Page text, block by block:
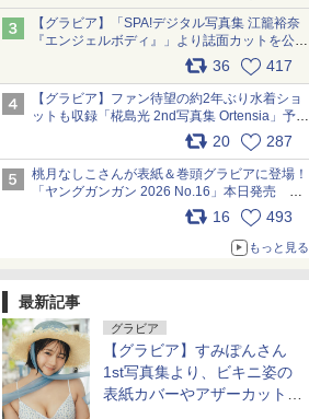
【グラビア】「SPA!デジタル写真集 江籠裕奈
『エンジェルボディ』」より誌面カットを公
開！ pic.x.com/Yl52UEMoko 36 417
【グラビア】ファン待望の約2年ぶり水着ショ
ットも収録「椛島光 2nd写真集 Ortensia」予約
20 287
桃月なしこさんが表紙＆巻頭グラビアに登場！
「ヤングガンガン 2026 No.16」本日発売
16 493
もっと見る
最新記事
グラビア
【グラビア】すみぽんさん
1st写真集より、ビキニ姿の
表紙カバーやアザーカットを